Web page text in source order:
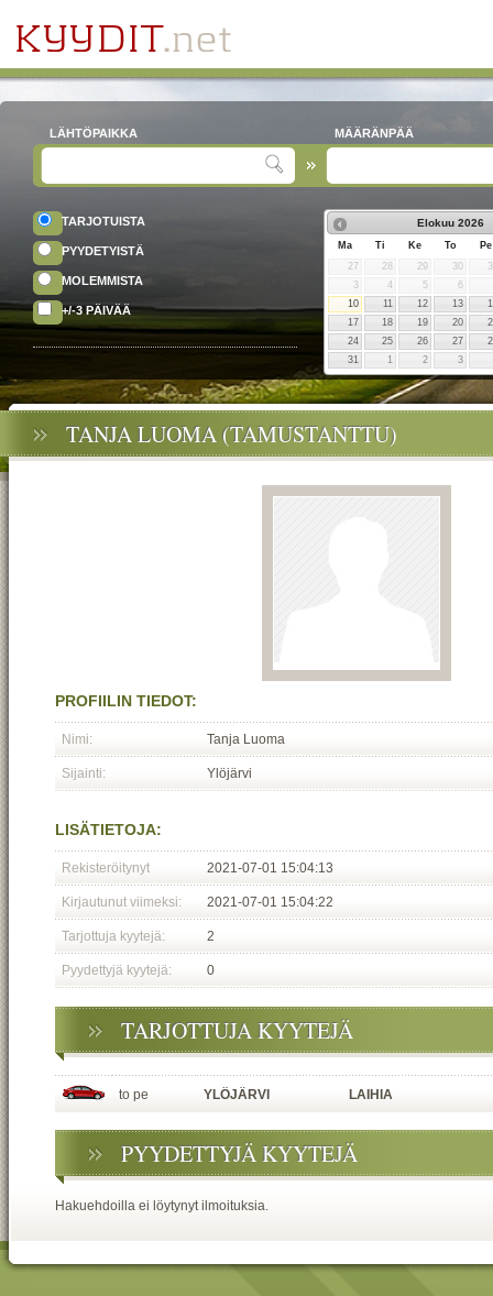
LÄHTÖPAIKKA MÄÄRÄNPÄÄ
TARJOTUISTA
PYYDETYISTÄ
MOLEMMISTA
+/-3 PÄIVÄÄ
Elokuu 2026
Ma Ti Ke To
Pe
27
28 29 30
3
4 5
6
10
11 12 13
17
18 19 20
24
25 26 27
31
1 2 3
TANJA LUOMA (TAMUSTANTTU)
PROFIILIN TIEDOT:
Nimi: Tanja Luoma
Sijainti: Ylöjärvi
LISÄTIETOJA:
Rekisteröitynyt 2021-07-01 15:04:13
Kirjautunut viimeksi: 2021-07-01 15:04:22
Tarjottuja kyytejä: 2
Pyydettyjä kyytejä: 0
TARJOTTUJA KYYTEJÄ
to pe YLÖJÄRVI LAIHIA
PYYDETTYJÄ KYYTEJÄ
Hakuehdoilla ei löytynyt ilmoituksia.